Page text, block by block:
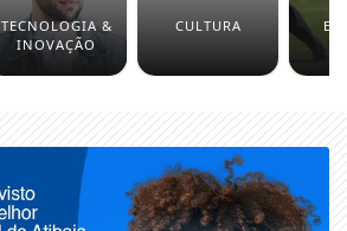
TECNOLOGIA &
INOVAÇÃO
CULTURA